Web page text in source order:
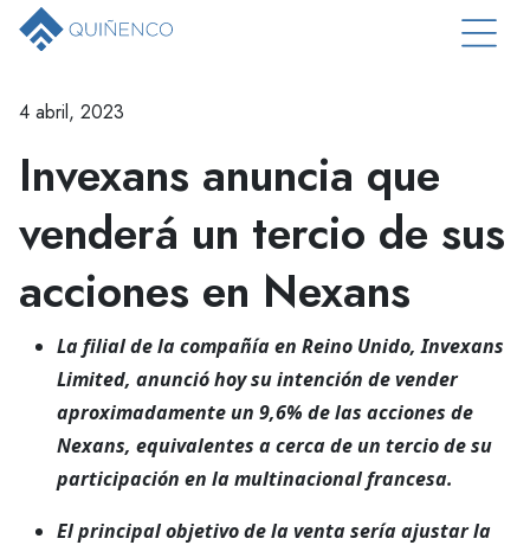
4 abril, 2023
Invexans anuncia que
venderá un tercio de sus
acciones en Nexans
La filial de la compañía en Reino Unido, Invexans
Limited, anunció hoy su intención de vender
aproximadamente un 9,6% de las acciones de
Nexans, equivalentes a cerca de un tercio de su
participación en la multinacional francesa.
El principal objetivo de la venta sería ajustar la